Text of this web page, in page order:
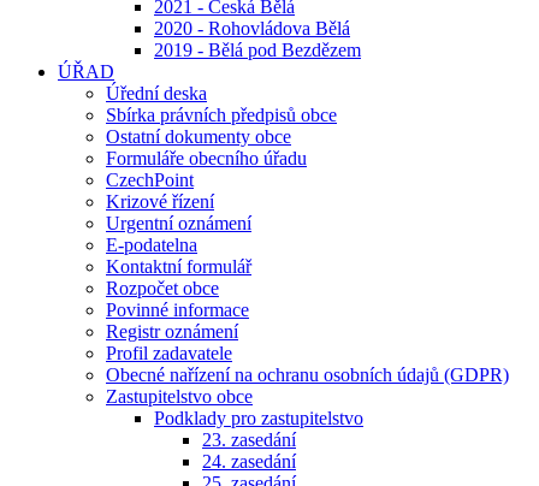
2021 - Česká Bělá
2020 - Rohovládova Bělá
2019 - Bělá pod Bezdězem
ÚŘAD
Úřední deska
Sbírka právních předpisů obce
Ostatní dokumenty obce
Formuláře obecního úřadu
CzechPoint
Krizové řízení
Urgentní oznámení
E-podatelna
Kontaktní formulář
Rozpočet obce
Povinné informace
Registr oznámení
Profil zadavatele
Obecné nařízení na ochranu osobních údajů (GDPR)
Zastupitelstvo obce
Podklady pro zastupitelstvo
23. zasedání
24. zasedání